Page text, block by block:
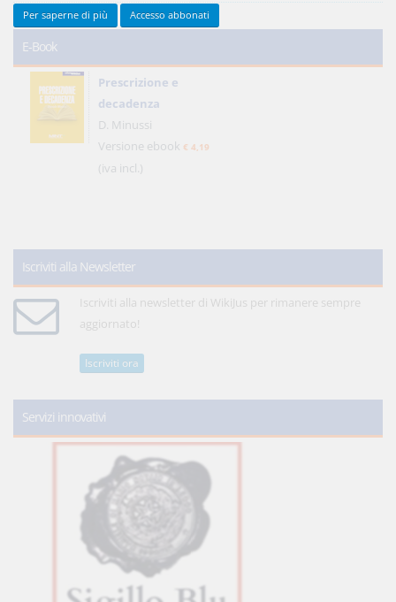
E-Book
Prescrizione e
decadenza
D. Minussi
Versione ebook € 4,19
(iva incl.)
Iscriviti alla Newsletter
Iscriviti alla newsletter di WikiJus per rimanere sempre
aggiornato!
Iscriviti ora
Servizi innovativi
Per saperne di più Accesso abbonati